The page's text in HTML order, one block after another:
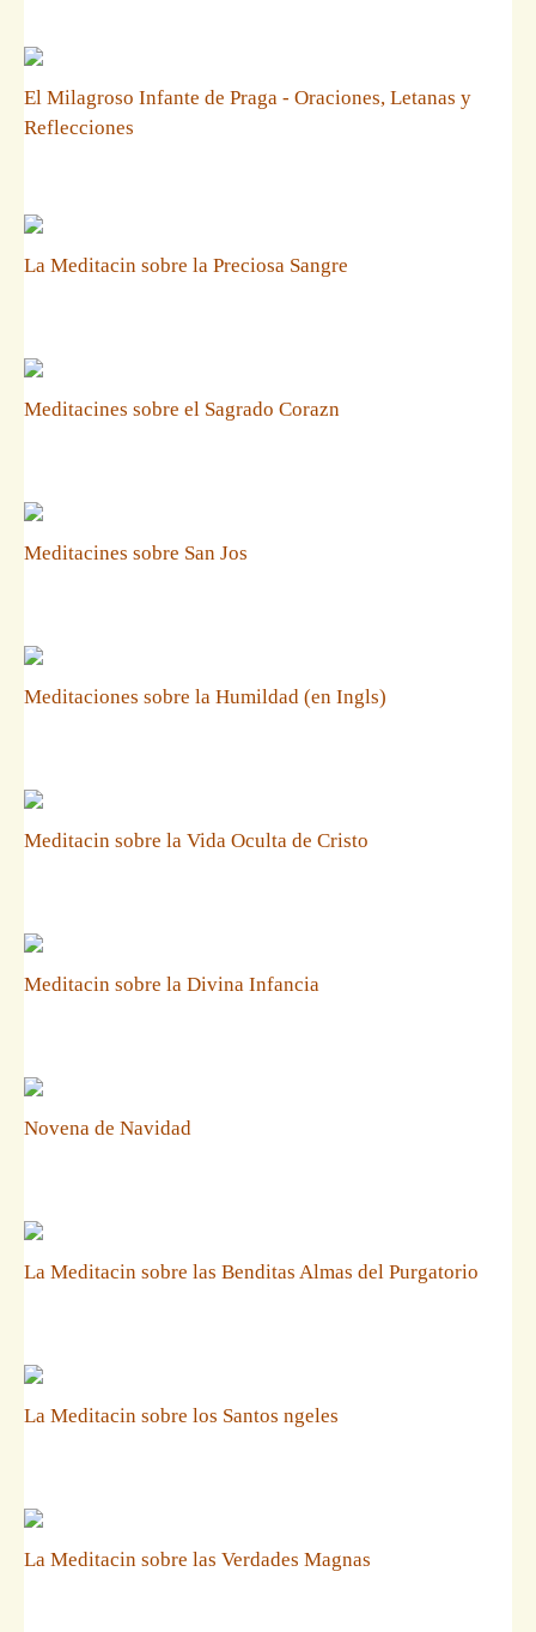
El Milagroso Infante de Praga - Oraciones, Letanas y
Reflecciones
La Meditacin sobre la Preciosa Sangre
Meditacines sobre el Sagrado Corazn
Meditacines sobre San Jos
Meditaciones sobre la Humildad (en Ingls)
Meditacin sobre la Vida Oculta de Cristo
Meditacin sobre la Divina Infancia
Novena de Navidad
La Meditacin sobre las Benditas Almas del Purgatorio
La Meditacin sobre los Santos ngeles
La Meditacin sobre las Verdades Magnas